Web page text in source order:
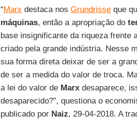
“Marx destaca nos Grundrisseque
máquinas, então a apropriação do
base insignificante da riqueza frente
criado pela grande indústria. Nesse
sua forma direta deixar de ser a
de ser a medida do valor de troca.
a lei do valor de Marxdesaparece,
desaparecido?”, questiona o
publicado por Naiz, 29-04-2018. A